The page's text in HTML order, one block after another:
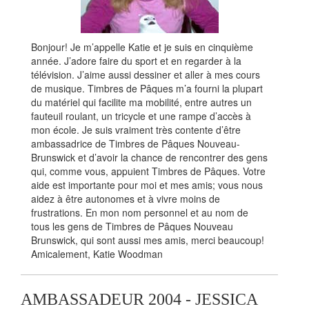
Bonjour! Je m’appelle Katie et je suis en cinquième
année. J’adore faire du sport et en regarder à la
télévision. J’aime aussi dessiner et aller à mes cours
de musique. Timbres de Pâques m’a fourni la plupart
du matériel qui facilite ma mobilité, entre autres un
fauteuil roulant, un tricycle et une rampe d’accès à
mon école. Je suis vraiment très contente d’être
ambassadrice de Timbres de Pâques Nouveau-
Brunswick et d’avoir la chance de rencontrer des gens
qui, comme vous, appuient Timbres de Pâques. Votre
aide est importante pour moi et mes amis; vous nous
aidez à être autonomes et à vivre moins de
frustrations. En mon nom personnel et au nom de
tous les gens de Timbres de Pâques Nouveau
Brunswick, qui sont aussi mes amis, merci beaucoup!
Amicalement, Katie Woodman
AMBASSADEUR 2004 - JESSICA